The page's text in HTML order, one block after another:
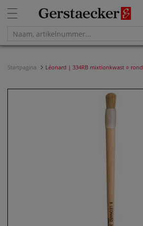
Startpagina Léonard | 334RB mixtionkwast ○